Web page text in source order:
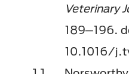
Veterinary
189─196.
10.1016/